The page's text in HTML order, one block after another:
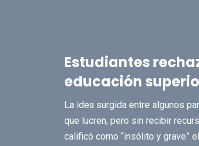
Estudiantes
educación
La idea surgida entre algunos
que lucren, pero sin recibir
calificó como “insólito y grave”